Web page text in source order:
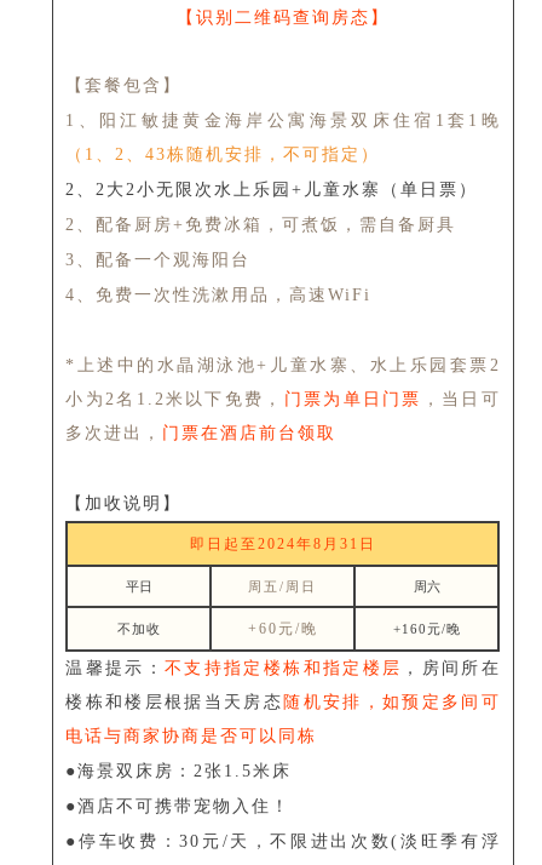
【识别二维码查询房态】
【套餐包含】
1、阳江敏捷黄金海岸公寓海景双床住宿1套1晚
（1、2、43栋随机安排，不可指定）
2、2大2小无限次水上乐园+儿童水寨（单日票）
2、配备厨房+免费冰箱，可煮饭，需自备厨具
3、配备一个观海阳台
4、免费一次性洗漱用品，高速WiFi
*上述中的水晶湖泳池+儿童水寨、水上乐园套票2
小为2名1.2米以下免费， 门票为单日门票 ，当日可
多次进出， 门票在酒店前台领取
【加收说明】
即日起至2024年8月31日
平日 周五/周日 周六
不加收 +60元/晚 +160元/晚
温馨提示：不支持指定楼栋和指定楼层 ，房间所在
楼栋和楼层根据当天房态 随机安排，如预定多间可
电话与商家协商是否可以同栋
●海景双床房：2张1.5米床
●酒店不可携带宠物入住！
●停车收费：30元/天，不限进出次数(淡旺季有浮